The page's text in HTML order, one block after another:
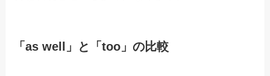
「as well」と「too」の比較